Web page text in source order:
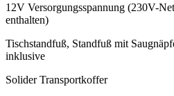
12V Versorgungsspannung (230V-
enthalten)
Tischstandfuß, Standfuß mit
inklusive
Solider Transportkoffer